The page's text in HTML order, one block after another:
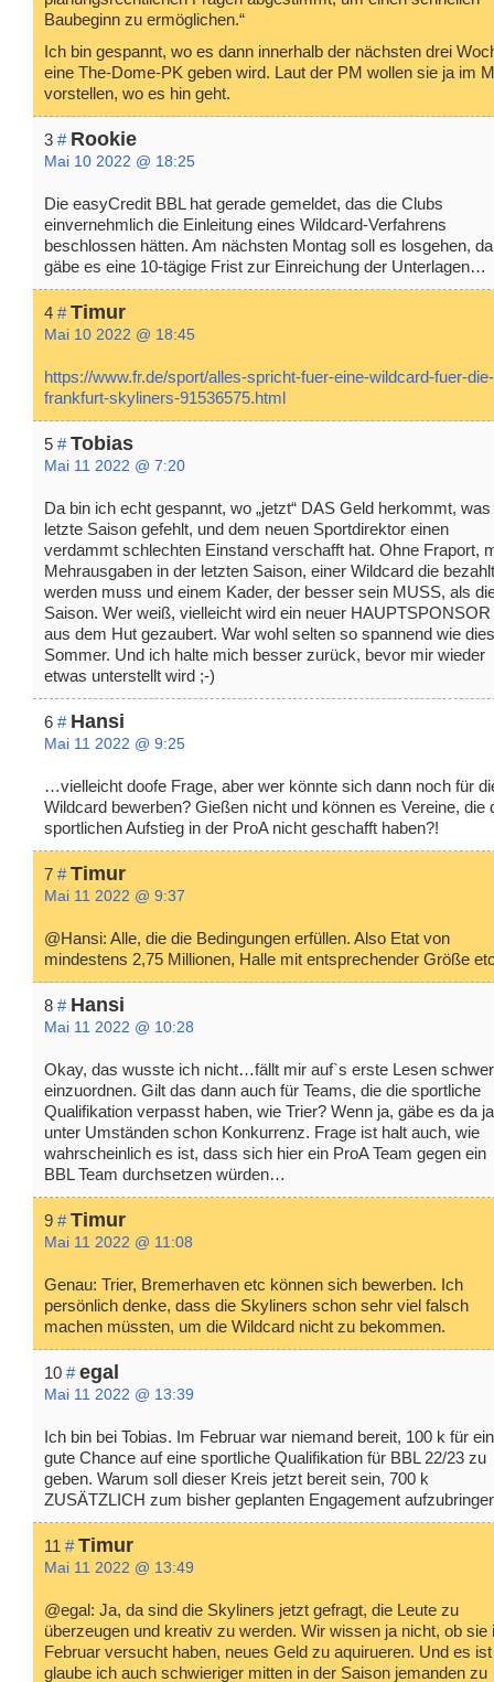
Baubeginn zu ermöglichen.“
Ich bin gespannt, wo es dann innerhalb der nächsten drei
eine The-Dome-PK geben wird. Laut der PM wollen sie ja im
vorstellen, wo es hin geht.
3 # Rookie
Mai 10 2022 @ 18:25
Die easyCredit BBL hat gerade gemeldet, das die Clubs
einvernehmlich die Einleitung eines Wildcard-Verfahrens
beschlossen hätten. Am nächsten Montag soll es losgehen,
gäbe es eine 10-tägige Frist zur Einreichung der Unterlagen…
4 # Timur
Mai 10 2022 @ 18:45
https://www.fr.de/sport/alles-spricht-fuer-eine-wildcard-fuer-die-
frankfurt-skyliners-91536575.html
5 # Tobias
Mai 11 2022 @ 7:20
Da bin ich echt gespannt, wo „jetzt“ DAS Geld herkommt, was
letzte Saison gefehlt, und dem neuen Sportdirektor einen
verdammt schlechten Einstand verschafft hat. Ohne Fraport,
Mehrausgaben in der letzten Saison, einer Wildcard die bezahlt
werden muss und einem Kader, der besser sein MUSS, als
Saison. Wer weiß, vielleicht wird ein neuer HAUPTSPONSOR
aus dem Hut gezaubert. War wohl selten so spannend wie
Sommer. Und ich halte mich besser zurück, bevor mir wieder
etwas unterstellt wird ;-)
6 # Hansi
Mai 11 2022 @ 9:25
…vielleicht doofe Frage, aber wer könnte sich dann noch für
Wildcard bewerben? Gießen nicht und können es Vereine, die
sportlichen Aufstieg in der ProA nicht geschafft haben?!
7 # Timur
Mai 11 2022 @ 9:37
@Hansi: Alle, die die Bedingungen erfüllen. Also Etat von
mindestens 2,75 Millionen, Halle mit entsprechender Größe
8 # Hansi
Mai 11 2022 @ 10:28
Okay, das wusste ich nicht…fällt mir auf`s erste Lesen
einzuordnen. Gilt das dann auch für Teams, die die sportliche
Qualifikation verpasst haben, wie Trier? Wenn ja, gäbe es da ja
unter Umständen schon Konkurrenz. Frage ist halt auch, wie
wahrscheinlich es ist, dass sich hier ein ProA Team gegen ein
BBL Team durchsetzen würden…
9 # Timur
Mai 11 2022 @ 11:08
Genau: Trier, Bremerhaven etc können sich bewerben. Ich
persönlich denke, dass die Skyliners schon sehr viel falsch
machen müssten, um die Wildcard nicht zu bekommen.
10 # egal
Mai 11 2022 @ 13:39
Ich bin bei Tobias. Im Februar war niemand bereit, 100 k für
gute Chance auf eine sportliche Qualifikation für BBL 22/23 zu
geben. Warum soll dieser Kreis jetzt bereit sein, 700 k
ZUSÄTZLICH zum bisher geplanten Engagement
11 # Timur
Mai 11 2022 @ 13:49
@egal: Ja, da sind die Skyliners jetzt gefragt, die Leute zu
überzeugen und kreativ zu werden. Wir wissen ja nicht, ob sie
Februar versucht haben, neues Geld zu aquirueren. Und es ist
glaube ich auch schwieriger mitten in der Saison jemanden zu